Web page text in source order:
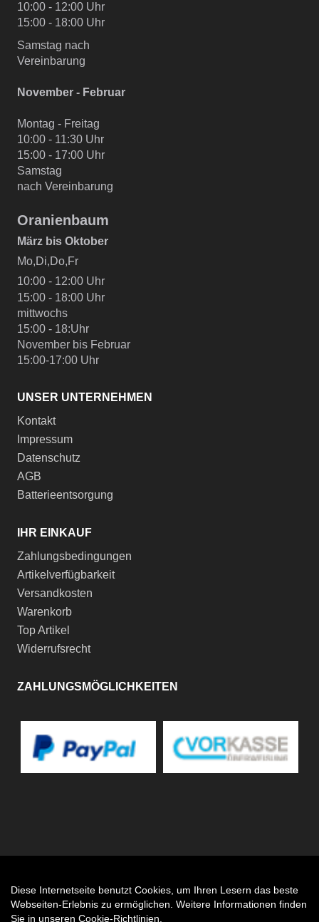
10:00 - 12:00 Uhr
15:00 - 18:00 Uhr
Samstag nach
Vereinbarung
November - Februar
Montag - Freitag
10:00 - 11:30 Uhr
15:00 - 17:00 Uhr
Samstag
nach Vereinbarung
Oranienbaum
März bis Oktober
Mo,Di,Do,Fr
10:00 - 12:00 Uhr
15:00 - 18:00 Uhr
mittwochs
15:00 - 18:Uhr
November bis Februar
15:00-17:00 Uhr
UNSER UNTERNEHMEN
Kontakt
Impressum
Datenschutz
AGB
Batterieentsorgung
IHR EINKAUF
Zahlungsbedingungen
Artikelverfügbarkeit
Versandkosten
Warenkorb
Top Artikel
Widerrufsrecht
ZAHLUNGSMÖGLICHKEITEN
Diese Internetseite benutzt Cookies, um Ihren Lesern das beste
Webseiten-Erlebnis zu ermöglichen. Weitere Informationen finden
Sie in unseren Cookie-Richtlinien
Auftrag widerrufen